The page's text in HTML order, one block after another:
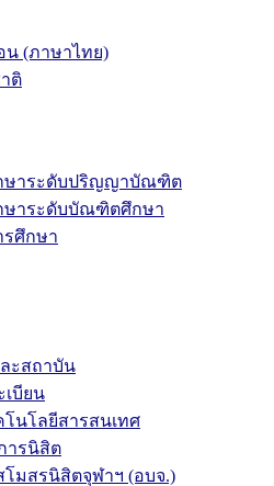
น (ภาษาไทย)
ติ
ษาระดับปริญญาบัณฑิต
ษาระดับบัณฑิตศึกษา
รศึกษา
ะสถาบัน
เบียน
นโลยีสารสนเทศ
ารนิสิต
โมสรนิสิตจุฬาฯ (อบจ.)